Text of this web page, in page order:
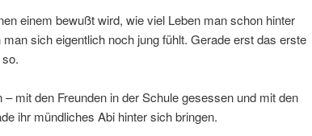
einem bewußt wird, wie viel Leben man schon hinter
sich eigentlich noch jung fühlt. Gerade erst das erste
mit den Freunden in der Schule gesessen und mit den
ihr mündliches Abi hinter sich bringen.